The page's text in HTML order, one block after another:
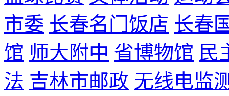
市委 长春名门饭店 长春
馆 师大附中 省博物馆 民
法 吉林市邮政 无线电监